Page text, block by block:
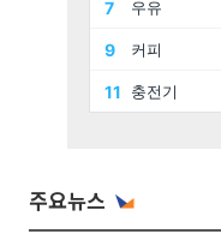
주요뉴스